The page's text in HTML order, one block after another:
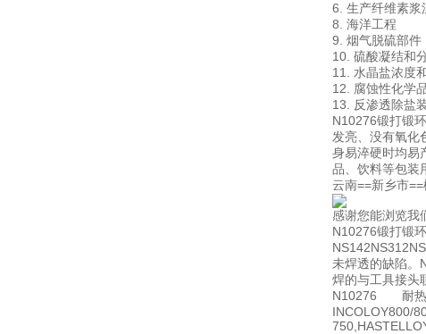
6. 生产纤维素浆
8. 海洋工程
9. 烟气脱硫部件
10. 硫酸凝结和
11. 水晶盐浓度
12. 腐蚀性化学
13. 反渗透除盐装
N10276锻打锻
发亮、没有氧化
身易淬硬时均
品、饮料等包装
云南==新乡市
感谢您能浏览我
N10276锻打锻
未焊透的缺陷
焊的与工具接头
N10276 耐热
INCOLOY800/